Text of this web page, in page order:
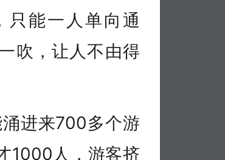
只能一人单向通
吹，让人不由得
进来700多个游
1000人，游客挤